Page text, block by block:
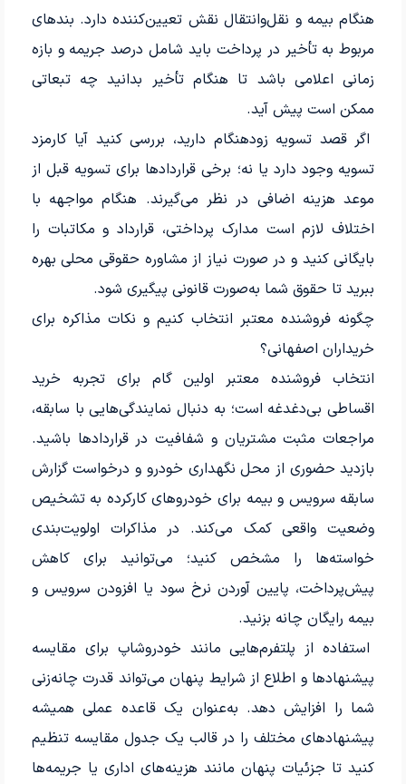
هنگام بیمه و نقل‌وانتقال نقش تعیین‌کننده دارد. بندهای
مربوط به تأخیر در پرداخت باید شامل درصد جریمه و بازه
زمانی اعلامی باشد تا هنگام تأخیر بدانید چه تبعاتی
ممکن است پیش آید.
اگر قصد تسویه زودهنگام دارید، بررسی کنید آیا کارمزد
تسویه وجود دارد یا نه؛ برخی قراردادها برای تسویه قبل از
موعد هزینه اضافی در نظر می‌گیرند. هنگام مواجهه با
اختلاف لازم است مدارک پرداختی، قرارداد و مکاتبات را
بایگانی کنید و در صورت نیاز از مشاوره حقوقی محلی بهره
ببرید تا حقوق شما به‌صورت قانونی پیگیری شود.
چگونه فروشنده معتبر انتخاب کنیم و نکات مذاکره برای
خریداران اصفهانی؟
انتخاب فروشنده معتبر اولین گام برای تجربه خرید
اقساطی بی‌دغدغه است؛ به دنبال نمایندگی‌هایی با سابقه،
مراجعات مثبت مشتریان و شفافیت در قراردادها باشید.
بازدید حضوری از محل نگهداری خودرو و درخواست گزارش
سابقه سرویس و بیمه برای خودروهای کارکرده به تشخیص
وضعیت واقعی کمک می‌کند. در مذاکرات اولویت‌بندی
خواسته‌ها را مشخص کنید؛ می‌توانید برای کاهش
پیش‌پرداخت، پایین آوردن نرخ سود یا افزودن سرویس و
بیمه رایگان چانه بزنید.
استفاده از پلتفرم‌هایی مانند خودروشاپ برای مقایسه
پیشنهادها و اطلاع از شرایط پنهان می‌تواند قدرت چانه‌زنی
شما را افزایش دهد. به‌عنوان یک قاعده عملی همیشه
پیشنهادهای مختلف را در قالب یک جدول مقایسه تنظیم
کنید تا جزئیات پنهان مانند هزینه‌های اداری یا جریمه‌ها